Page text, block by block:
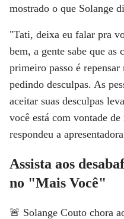
mostrado o que Solange
"Tati, deixa eu falar pra
bem, a gente sabe que as
primeiro passo é repensar
pedindo desculpas. As
aceitar suas desculpas
você está com vontade
respondeu a
Assista aos
no "Mais Você"
🚨 Solange Couto chora